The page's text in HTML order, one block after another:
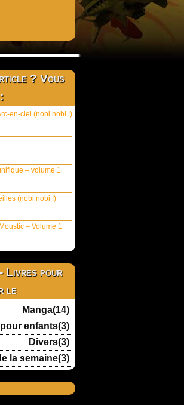
? Vous
en-ciel (nobi nobi !)
– volume 1
(nobi nobi !)
– Volume 1
Livres pour
le
Manga(14)
enfants(3)
Divers(3)
la semaine(3)